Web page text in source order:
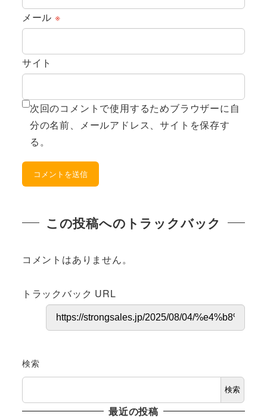
メール ※
サイト
次回のコメントで使用するためブラウザーに自
分の名前、メールアドレス、サイトを保存す
る。
この投稿へのトラックバック
コメントはありません。
トラックバック URL
検索
検索
最近の投稿